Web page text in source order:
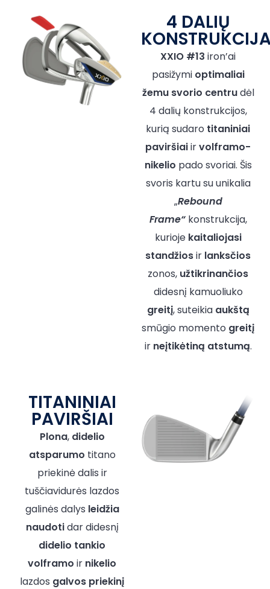
4 DALIŲ
XXIO #13 iron’ai
pasižymi optimaliai
žemu svorio centrudėl
4 dalių konstrukcijos,
kurią sudaro titaniniai
paviršiaiirvolframo-
nikelio pado svoriai. Šis
svoris kartu su unikalia
„Rebound
Frame“konstrukcija,
kurioje kaitaliojasi
standžiosir lanksčios
zonos, užtikrinančios
didesnį kamuoliuko
greitį, suteikia aukštą
smūgio momento greitį
ir neįtikėtiną atstumą.
TITANINIAI
PAVIRŠIAI
Plona, didelio
atsparumo titano
priekinė dalis ir
tuščiavidurės lazdos
galinės dalys leidžia
naudotidar didesnį
didelio tankio
volframo ir nikelio
lazdos galvos priekinį